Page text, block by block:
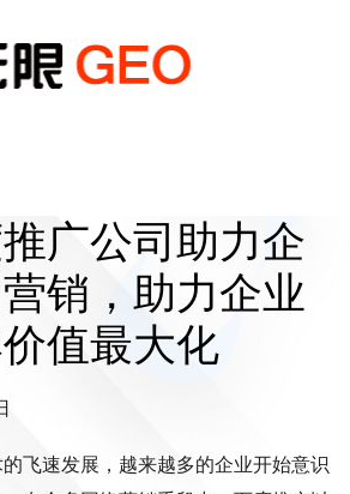
广公司助力企
销，助力企业
值最大化
飞速发展，越来越多的企业开始意识